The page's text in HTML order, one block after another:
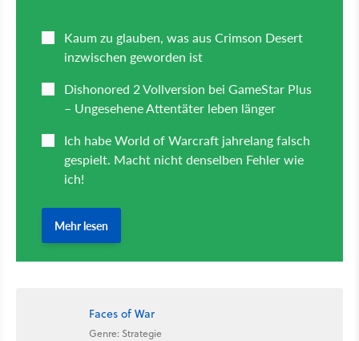
Faces of War
Genre: Strategie